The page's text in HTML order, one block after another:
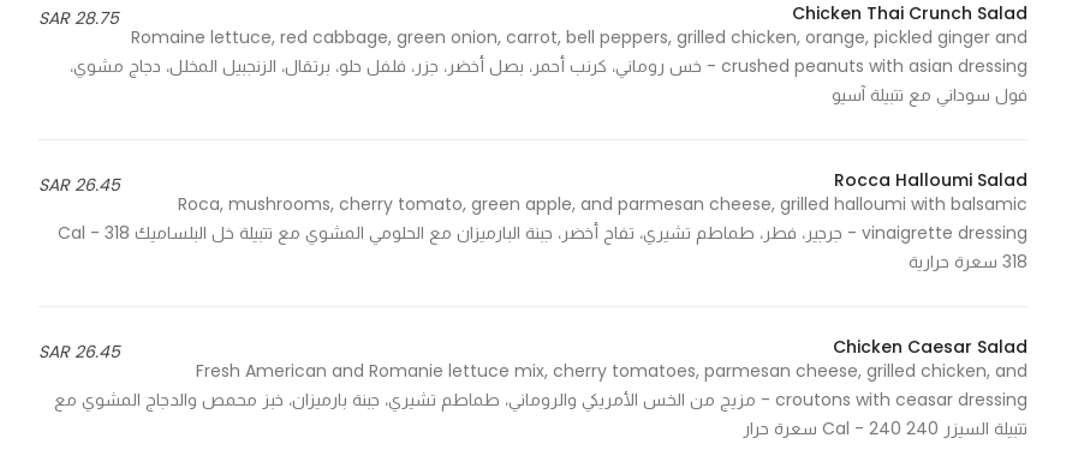
28.75 SAR
Chicken Thai Crunch Salad
Romaine lettuce, red cabbage, green onion, carrot, bell peppers, grilled chicken, orange, pickled ginger and
crushed peanuts with asian dressing - خس روماني، كرنب أحمر، بصل أخضر، جزر، فلفل حلو، برتقال، الزنجبيل المخلل، دجاج مشوي،
فول سوداني مع تتبيلة آسيو
26.45 SAR
Rocca Halloumi Salad
Roca, mushrooms, cherry tomato, green apple, and parmesan cheese, grilled halloumi with balsamic
vinaigrette dressing - جرجير، فطر، طماطم تشيري، تفاح أخضر، جبنة البارميزان مع الحلومي المشوي مع تتبيلة خل البلساميك 318 Cal -
318 سعرة حرارية
26.45 SAR
Chicken Caesar Salad
Fresh American and Romanie lettuce mix, cherry tomatoes, parmesan cheese, grilled chicken, and
croutons with ceasar dressing - مزيج من الخس الأمريكي والروماني، طماطم تشيري، جبنة بارميزان، خبز محمص والدجاج المشوي مع
تتبيلة السيزر 240 Cal - 240 سعرة حرار